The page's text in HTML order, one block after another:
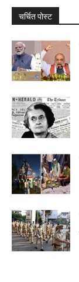
चर्चित पोस्ट